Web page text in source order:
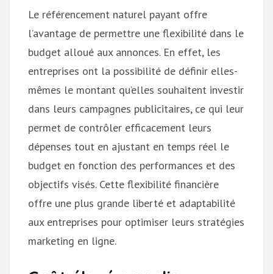
Le référencement naturel payant offre
l’avantage de permettre une flexibilité dans le
budget alloué aux annonces. En effet, les
entreprises ont la possibilité de définir elles-
mêmes le montant qu’elles souhaitent investir
dans leurs campagnes publicitaires, ce qui leur
permet de contrôler efficacement leurs
dépenses tout en ajustant en temps réel le
budget en fonction des performances et des
objectifs visés. Cette flexibilité financière
offre une plus grande liberté et adaptabilité
aux entreprises pour optimiser leurs stratégies
marketing en ligne.